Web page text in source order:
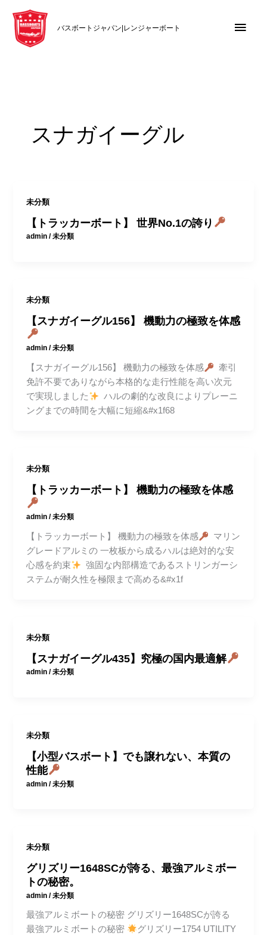
バスボートジャパン|レンジャーボート
スナガイーグル
未分類
【トラッカーボート】 世界No.1の誇り
admin/未分類
未分類
【スナガイーグル156】 機動力の極致を体感
admin/未分類
【スナガイーグル156】 機動力の極致を体感
牽引
免許不要でありながら本格的な走行性能を高い次元
で実現しました
ハルの劇的な改良によりプレーニ
ングまでの時間を大幅に短縮&#x1f68
未分類
【トラッカーボート】 機動力の極致を体感
admin/未分類
【トラッカーボート】 機動力の極致を体感
マリン
グレードアルミの 一枚板から成るハルは絶対的な安
心感を約束
強固な内部構造であるストリンガーシ
ステムが耐久性を極限まで高める&#x1f
未分類
【スナガイーグル435】究極の国内最適解
admin/未分類
未分類
【小型バスボート】でも譲れない、本質の
性能
admin/未分類
未分類
グリズリー1648SCが誇る、最強アルミボー
トの秘密。
admin/未分類
最強アルミボートの秘密 グリズリー1648SCが誇る
最強アルミボートの秘密
グリズリー1754 UTILITY